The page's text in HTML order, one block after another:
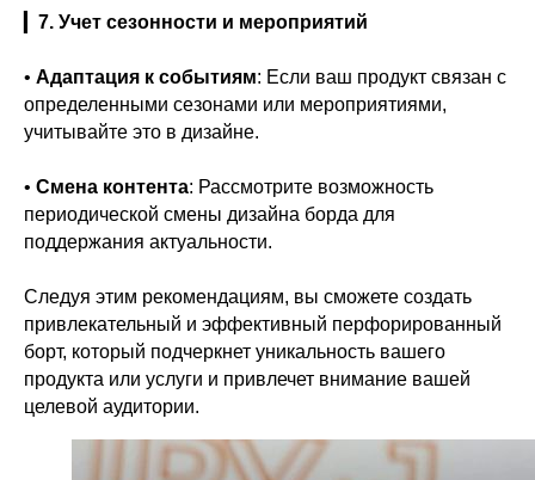
7. Учет сезонности и мероприятий
• Адаптация к событиям: Если ваш продукт связан с
определенными сезонами или мероприятиями,
учитывайте это в дизайне.
• Смена контента: Рассмотрите возможность
периодической смены дизайна борда для
поддержания актуальности.
Следуя этим рекомендациям, вы сможете создать
привлекательный и эффективный перфорированный
борт, который подчеркнет уникальность вашего
продукта или услуги и привлечет внимание вашей
целевой аудитории.